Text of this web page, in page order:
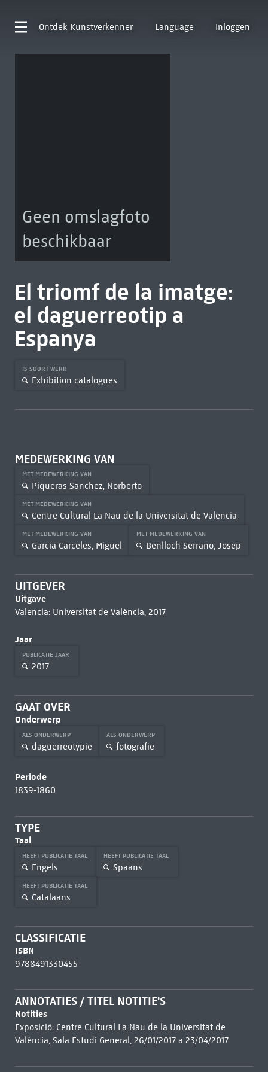
Ontdek Kunstverkenner Language Inloggen
Geen omslagfoto
beschikbaar
El triomf de la imatge:
el daguerreotip a
Espanya
IS SOORT WERK
Exhibition catalogues
MEDEWERKING VAN
MET MEDEWERKING VAN
Piqueras Sanchez, Norberto
MET MEDEWERKING VAN
Centre Cultural La Nau de la Universitat de València
MET MEDEWERKING VAN
García Cárceles, Miguel
MET MEDEWERKING VAN
Benlloch Serrano, Josep
UITGEVER
Uitgave
Valencia: Universitat de València, 2017
Jaar
PUBLICATIE JAAR
2017
GAAT OVER
Onderwerp
ALS ONDERWERP
daguerreotypie
ALS ONDERWERP
fotografie
Periode
1839-1860
TYPE
Taal
HEEFT PUBLICATIE TAAL
Engels
HEEFT PUBLICATIE TAAL
Spaans
HEEFT PUBLICATIE TAAL
Catalaans
CLASSIFICATIE
ISBN
9788491330455
ANNOTATIES / TITEL NOTITIE'S
Notities
Exposició: Centre Cultural La Nau de la Universitat de
València, Sala Estudi General, 26/01/2017 a 23/04/2017